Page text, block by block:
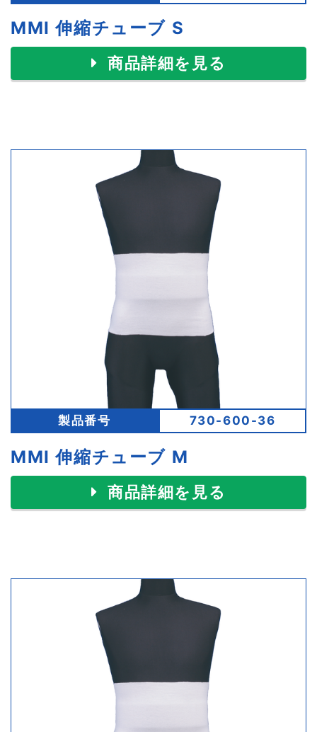
MMI 伸縮チューブ S
商品詳細を見る
製品番号 730-600-36
MMI 伸縮チューブ M
商品詳細を見る